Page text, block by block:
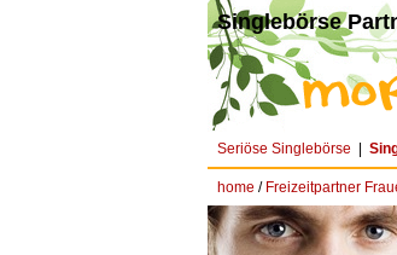
Singlebörse
Seriöse Singlebörse
home / Freizeitpartner